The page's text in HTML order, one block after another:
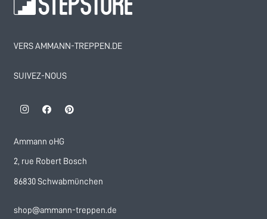
VERS AMMANN-TREPPEN.DE
SUIVEZ-NOUS
Ammann oHG
2, rue Robert Bosch
86830 Schwabmünchen
shop@ammann-treppen.de